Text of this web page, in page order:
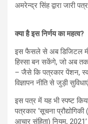
अमरेन्द्र सिंह द्वारा जारी
क्या है इस निर्णय का महत्व?
इस फैसले से अब डिजिटल
हिस्सा बन सकेंगे, जो अब
– जैसे कि पत्रकार पेंशन,
विज्ञापन नीति से जुड़ी
इस पत्र में यह भी स्पष्ट
पत्रकार ‘सूचना
आचार संहिता) नियम,